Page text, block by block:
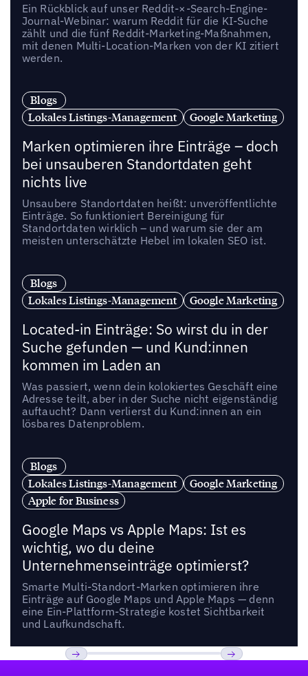
Ein Rückblick auf unser Reddit-×-Search-Engine-
Journal-Webinar: warum Reddit für die KI-Suche
zählt und die fünf Reddit-Marketing-Maßnahmen,
mit denen Multi-Location-Marken von der KI zitiert
werden.
Blogs
Lokales Listings-Management
Google Marketing
Marken optimieren ihre Einträge – doch
bei unsauberen Standortdaten geht
nichts live
Unsaubere Standortdaten heißt: unveröffentlichte
Einträge. So funktioniert Bereinigung für
Standortdaten wirklich – und warum sie der am
meisten unterschätzte Hebel im lokalen SEO ist.
Blogs
Lokales Listings-Management
Google Marketing
Located-in Einträge: So wirst du in der
Suche gefunden — und Kund:innen
kommen im Laden an
Was passiert, wenn dein kolokiertes Geschäft eine
Adresse teilt, aber in der Suche nicht eigenständig
auftaucht? Dann verlierst du Kund:innen an ein
lösbares Datenproblem.
Blogs
Lokales Listings-Management
Google Marketing
Apple for Business
Google Maps vs Apple Maps: Ist es
wichtig, wo du deine
Unternehmenseinträge optimierst?
Smarte Multi-Standort-Marken optimieren ihre
Einträge auf Google Maps und Apple Maps — denn
eine Ein-Plattform-Strategie kostet Sichtbarkeit
und Laufkundschaft.